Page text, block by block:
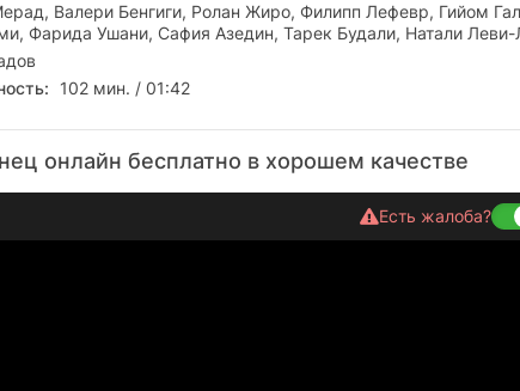
Валери Бенгиги, Ролан Жиро, Филипп Лефевр, Гийом
Фарида Ушани, Сафия Азедин, Тарек Будали, Натали Леви-
102 мин. / 01:42
онлайн бесплатно в хорошем качестве
Есть жалоба?